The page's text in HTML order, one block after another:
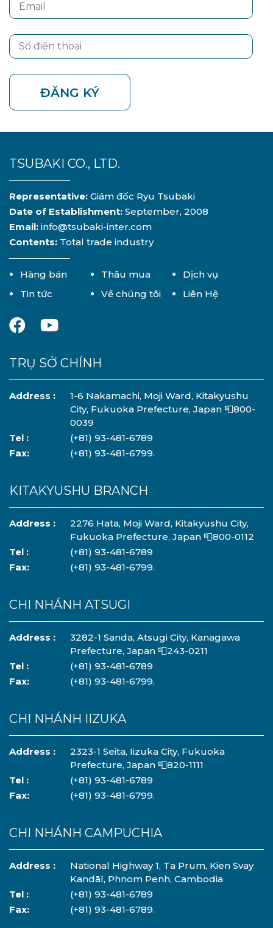
ĐĂNG KÝ
TSUBAKI CO., LTD.
Representative: Giám đốc Ryu Tsubaki
Date of Establishment: September, 2008
Email: info@tsubaki-inter.com
Contents: Total trade industry
Hàng bán Thâu mua
Dịch vụ
Tin tức
Về chúng tôi Liên Hệ
TRỤ SỞ CHÍNH
Address :
1-6 Nakamachi, Moji Ward, Kitakyushu
City, Fukuoka Prefecture, Japan 📮800-
0039
Tel :
(+81) 93-481-6789
Fax:
(+81) 93-481-6799.
KITAKYUSHU BRANCH
Address :
2276 Hata, Moji Ward, Kitakyushu City,
Fukuoka Prefecture, Japan 📮800-0112
Tel :
(+81) 93-481-6789
Fax:
(+81) 93-481-6799.
CHI NHÁNH ATSUGI
Address :
3282-1 Sanda, Atsugi City, Kanagawa
Prefecture, Japan 📮243-0211
Tel :
(+81) 93-481-6789
Fax:
(+81) 93-481-6799.
CHI NHÁNH IIZUKA
Address :
2323-1 Seita, Iizuka City, Fukuoka
Prefecture, Japan 📮820-1111
Tel :
(+81) 93-481-6789
Fax:
(+81) 93-481-6799.
CHI NHÁNH CAMPUCHIA
Address :
National Highway 1, Ta Prum, Kien Svay
Kandāl, Phnom Penh, Cambodia
Tel :
(+81) 93-481-6789
Fax:
(+81) 93-481-6789.